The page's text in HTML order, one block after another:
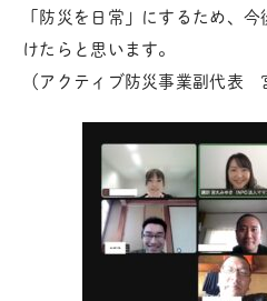
「防災を日常」にするため、
けたらと思います。
（アクティブ防災事業副代表